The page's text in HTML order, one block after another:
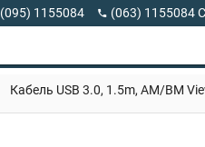
(095) 1155084
(063) 1155084
Кабель USB 3.0, 1.5m, AM/BM